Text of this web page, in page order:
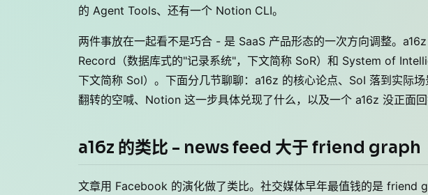
的 Agent Tools、还有一个 Notion CLI。
两件事放在一起看不是巧合 - 是 SaaS 产品形态的一次方向调整。
Record（数据库式的"记录系统"，下文简称 SoR）和 System of
下文简称 SoI）。下面分几节聊聊：a16z 的核心论点、SoI 落到实际
翻转的空喊、Notion 这一步具体兑现了什么，以及一个 a16z 没正面回
a16z 的类比 - news feed 大于 friend graph
文章用 Facebook 的演化做了类比。社交媒体早年最值钱的是 friend